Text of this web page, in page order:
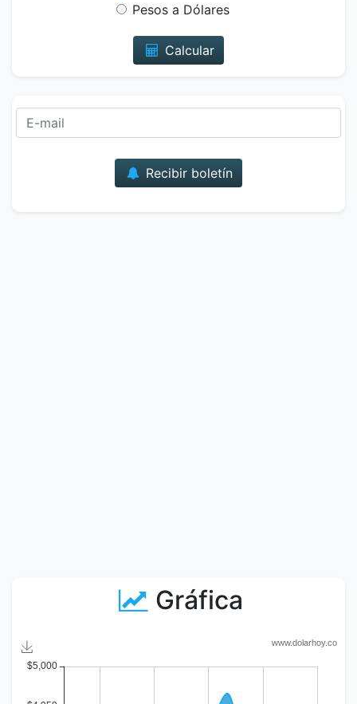
Pesos a Dólares
Calcular
Recibir boletín
Gráfica